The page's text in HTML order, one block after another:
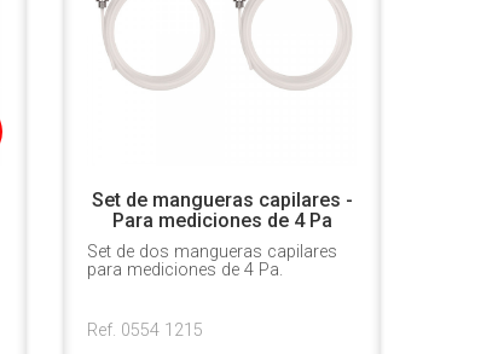
Set de mangueras capilares -
Para mediciones de 4 Pa
Set de dos mangueras capilares
para mediciones de 4 Pa.
Ref. 0554 1215